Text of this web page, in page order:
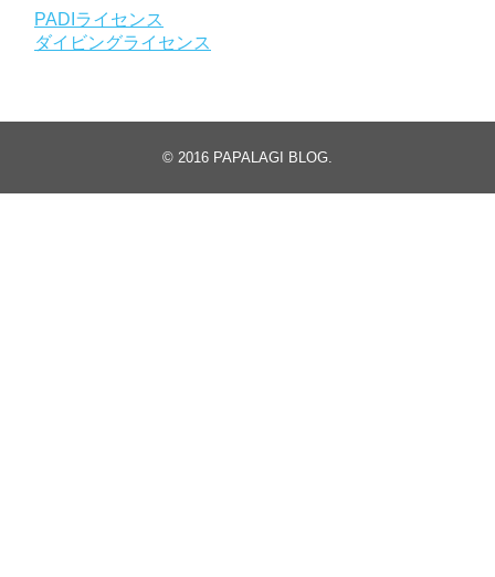
PADIライセンス
ダイビングライセンス
© 2016 PAPALAGI BLOG